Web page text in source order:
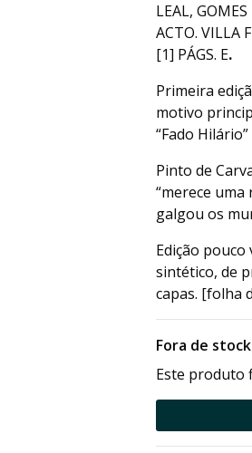
LEAL,
ACTO. VILLA
[1] PÁGS. E.
Primeira
motivo
“Fado
Pinto de
“merece
galgou os
Edição
sintético, de
capas. [folha
Fora de stock
Este produto